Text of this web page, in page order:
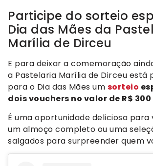
Participe do sorteio
Dia das Mães da
Marília de Dirceu
E para deixar a comemoração
a Pastelaria Marília de Dirceu está
para o Dia das Mães um sorteio
dois vouchers no valor de R$ 300
É uma oportunidade deliciosa
um almoço completo ou uma
salgados para surpreender quem